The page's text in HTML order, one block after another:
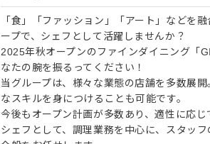
「食」「ファッション」「アート」などを
ープで、シェフとして活躍しませんか？
2025年秋オープンのファインダイニング「
なたの腕を振るってください！
当グループは、様々な業態の店舗を多数展
なスキルを身につけることも可能です。
今後もオープン計画が多数あり、適性に応じ
シェフとして、調理業務を中心に、スタッ